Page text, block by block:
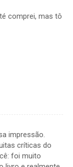
comprei, mas tô
impressão.
críticas do
foi muito